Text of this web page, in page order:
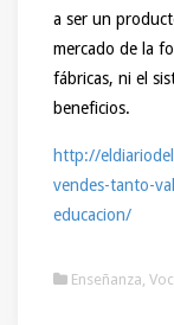
a ser un
mercado de la
fábricas, ni el
beneficios.
http://
vendes-tanto-
educacion/
Enseñanza